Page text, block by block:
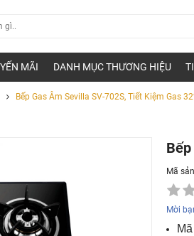
MÃI DANH MỤC THƯƠNG HIỆU
Bếp Gas Âm Sevilla SV-702S, Tiết Kiệm Gas
Mã
Mời